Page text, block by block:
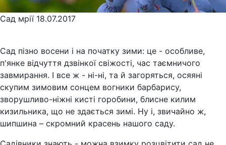
Сад мрії 18.07.2017
Сад пізно восени і на початку зими: це - особливе,
п'янке відчуття дзвінкої свіжості, час таємничого
завмирання. І все ж - ні-ні, та й загоряться, осяяні
скупим зимовим сонцем вогники барбарису,
зворушливо-ніжні кисті горобини, блисне килим
кизильника, що не здається зимі. Ну і, звичайно ж,
шипшина – скромний красень нашого саду.